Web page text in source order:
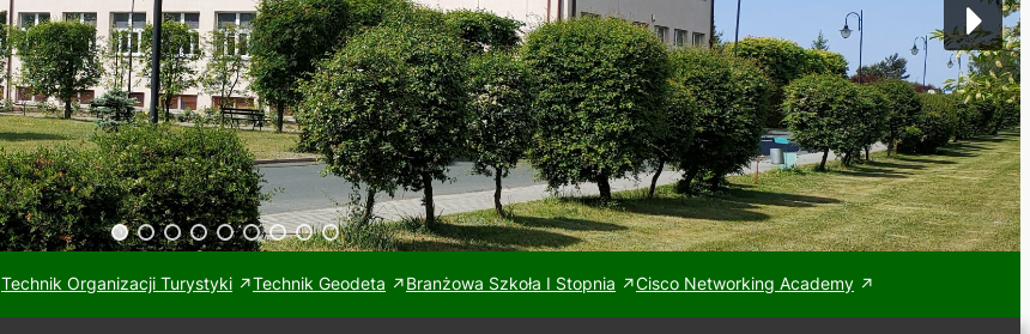
Technik Organizacji Turystyki Technik Geodeta Branżowa Szkoła I Stopnia Cisco Networking Academy